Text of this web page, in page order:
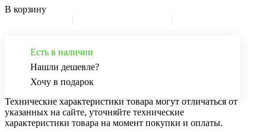
В корзину
Есть в наличии
Нашли дешевле?
Хочу в подарок
Технические характеристики товара могут отличаться от
указанных на сайте, уточняйте технические
характеристики товара на момент покупки и оплаты.